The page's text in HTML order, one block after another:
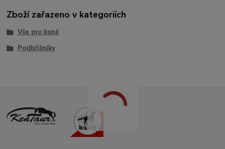
Zboží zařazeno v kategoriích
Vše pro koně
Podbříšníky